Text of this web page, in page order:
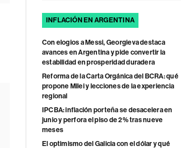
INFLACIÓN EN ARGENTINA
Con elogios a Messi, Georgieva destaca
avances en Argentina y pide convertir la
estabilidad en prosperidad duradera
Reforma de la Carta Orgánica del BCRA: qué
propone Milei y lecciones de la experiencia
regional
IPCBA: inflación porteña se desacelera en
junio y perfora el piso de 2% tras nueve
meses
El optimismo del Galicia con el dólar y qué